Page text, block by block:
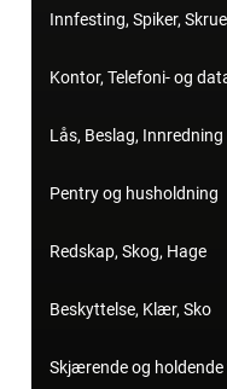
Innfesting, Spiker,
Kontor, Telefoni- og
Lås, Beslag, Innredning
Pentry og husholdning
Redskap, Skog, Hage
Beskyttelse, Klær, Sko
Skjærende og